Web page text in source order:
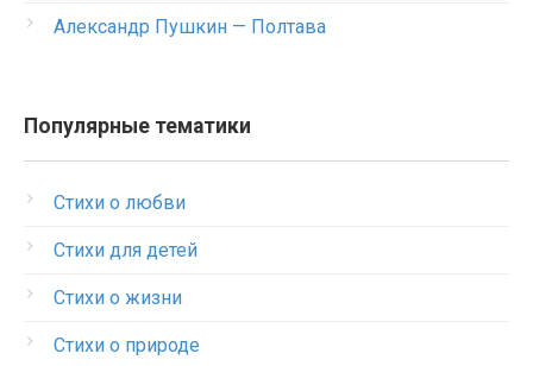
Александр Пушкин — Полтава
Популярные тематики
Стихи о любви
Стихи для детей
Стихи о жизни
Стихи о природе